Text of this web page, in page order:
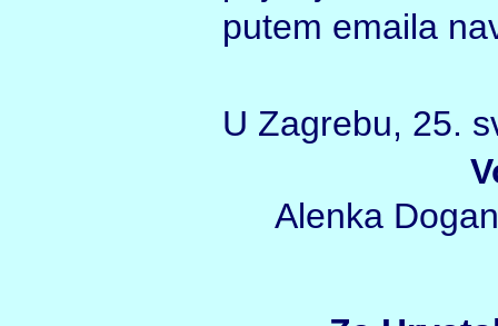
putem emaila
U Zagrebu, 25.
Alenka